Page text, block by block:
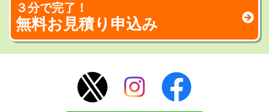
３分で完了！
無料お見積り申込み